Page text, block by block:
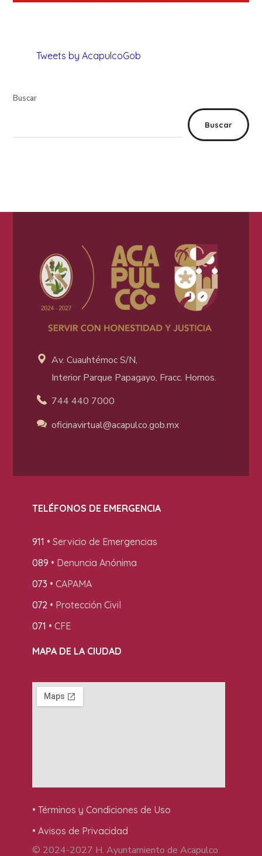
Tweets by AcapulcoGob
Buscar
Buscar
Av. Cuauhtémoc S/N,
Interior Parque Papagayo, Fracc. Hornos.
744 440 7000
oficinavirtual@acapulco.gob.mx
TELÉFONOS DE EMERGENCIA
911 • Servicio de Emergencias
089 • Denuncia Anónima
073 • CAPAMA
072• Protección Civil
071 • CFE
MAPA DE LA CIUDAD
• Términos y Condiciones de Uso
• Avisos de Privacidad
© 2024-2027 H. Ayuntamiento de Acapulco